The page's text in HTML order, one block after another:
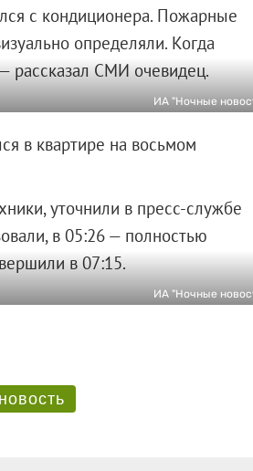
с кондиционера. Пожарные
определяли. Когда
рассказал СМИ очевидец.
ИА "Ночные
в квартире на восьмом
уточнили в пресс-службе
в 05:26 — полностью
завершили в 07:15.
ИА "Ночные